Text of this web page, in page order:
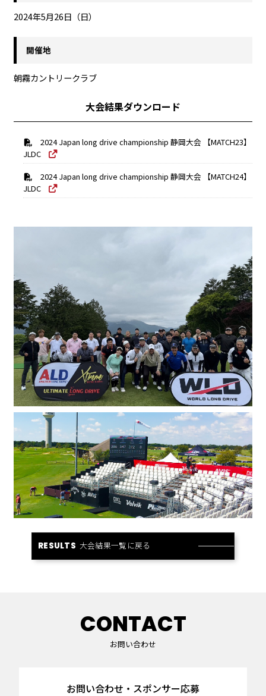
2024年5月26日（日）
開催地
朝霧カントリークラブ
大会結果ダウンロード
2024 Japan long drive championship 静岡大会 【MATCH23】
JLDC
2024 Japan long drive championship 静岡大会 【MATCH24】
JLDC
RESULTS 大会結果一覧に戻る
CONTACT
お問い合わせ
お問い合わせ・スポンサー応募